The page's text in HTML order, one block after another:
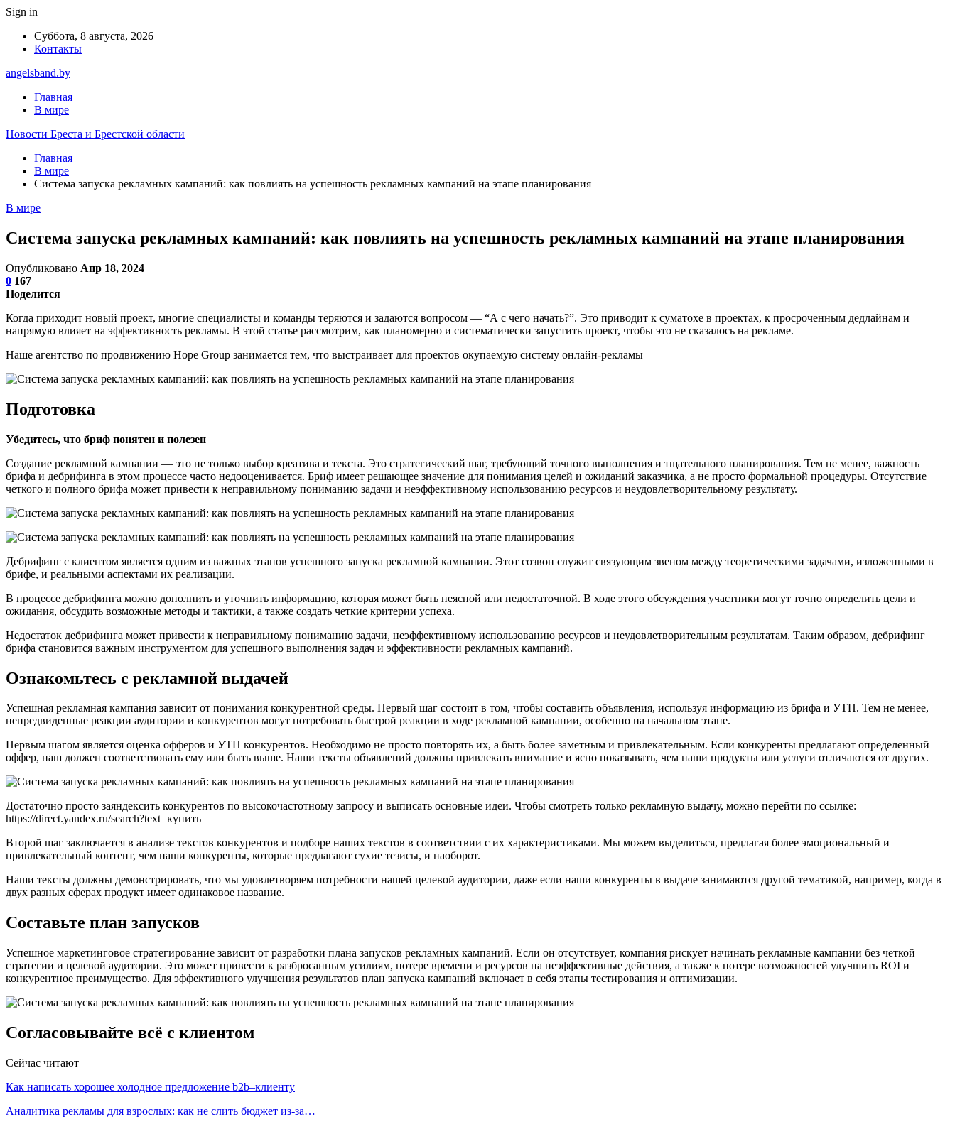
Sign in
Суббота, 8 августа, 2026
Контакты
angelsband.by
Главная
В мире
Новости Бреста и Брестской области
Главная
В мире
Система запуска рекламных кампаний: как повлиять на успешность рекламных кампаний на этапе планирования
В мире
Система запуска рекламных кампаний: как повлиять на успешность рекламных кампаний на этапе планирования
Опубликовано Апр 18, 2024
0 167
Поделится
Когда приходит новый проект, многие специалисты и команды теряются и задаются вопросом — “А с чего начать?”. Это приводит к суматохе в проектах, к просроченным дедлайнам и
напрямую влияет на эффективность рекламы. В этой статье рассмотрим, как планомерно и систематически запустить проект, чтобы это не сказалось на рекламе.
Наше агентство по продвижению Hope Group занимается тем, что выстраивает для проектов окупаемую систему онлайн-рекламы
Подготовка
Убедитесь, что бриф понятен и полезен
Создание рекламной кампании — это не только выбор креатива и текста. Это стратегический шаг, требующий точного выполнения и тщательного планирования. Тем не менее, важность
брифа и дебрифинга в этом процессе часто недооценивается. Бриф имеет решающее значение для понимания целей и ожиданий заказчика, а не просто формальной процедуры. Отсутствие
четкого и полного брифа может привести к неправильному пониманию задачи и неэффективному использованию ресурсов и неудовлетворительному результату.
Дебрифинг с клиентом является одним из важных этапов успешного запуска рекламной кампании. Этот созвон служит связующим звеном между теоретическими задачами, изложенными в
брифе, и реальными аспектами их реализации.
В процессе дебрифинга можно дополнить и уточнить информацию, которая может быть неясной или недостаточной. В ходе этого обсуждения участники могут точно определить цели и
ожидания, обсудить возможные методы и тактики, а также создать четкие критерии успеха.
Недостаток дебрифинга может привести к неправильному пониманию задачи, неэффективному использованию ресурсов и неудовлетворительным результатам. Таким образом, дебрифинг
брифа становится важным инструментом для успешного выполнения задач и эффективности рекламных кампаний.
Ознакомьтесь с рекламной выдачей
Успешная рекламная кампания зависит от понимания конкурентной среды. Первый шаг состоит в том, чтобы составить объявления, используя информацию из брифа и УТП. Тем не менее,
непредвиденные реакции аудитории и конкурентов могут потребовать быстрой реакции в ходе рекламной кампании, особенно на начальном этапе.
Первым шагом является оценка офферов и УТП конкурентов. Необходимо не просто повторять их, а быть более заметным и привлекательным. Если конкуренты предлагают определенный
оффер, наш должен соответствовать ему или быть выше. Наши тексты объявлений должны привлекать внимание и ясно показывать, чем наши продукты или услуги отличаются от других.
Достаточно просто заяндексить конкурентов по высокочастотному запросу и выписать основные идеи. Чтобы смотреть только рекламную выдачу, можно перейти по ссылке:
https://direct.yandex.ru/search?text=купить
Второй шаг заключается в анализе текстов конкурентов и подборе наших текстов в соответствии с их характеристиками. Мы можем выделиться, предлагая более эмоциональный и
привлекательный контент, чем наши конкуренты, которые предлагают сухие тезисы, и наоборот.
Наши тексты должны демонстрировать, что мы удовлетворяем потребности нашей целевой аудитории, даже если наши конкуренты в выдаче занимаются другой тематикой, например, когда в
двух разных сферах продукт имеет одинаковое название.
Составьте план запусков
Успешное маркетинговое стратегирование зависит от разработки плана запусков рекламных кампаний. Если он отсутствует, компания рискует начинать рекламные кампании без четкой
стратегии и целевой аудитории. Это может привести к разбросанным усилиям, потере времени и ресурсов на неэффективные действия, а также к потере возможностей улучшить ROI и
конкурентное преимущество. Для эффективного улучшения результатов план запуска кампаний включает в себя этапы тестирования и оптимизации.
Согласовывайте всё с клиентом
Сейчас читают
Как написать хорошее холодное предложение b2b–клиенту
Аналитика рекламы для взрослых: как не слить бюджет из-за…